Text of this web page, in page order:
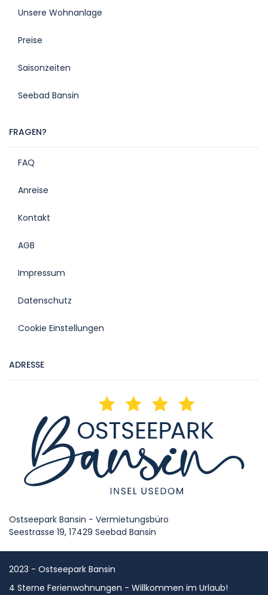
Unsere Wohnanlage
Preise
Saisonzeiten
Seebad Bansin
FRAGEN?
FAQ
Anreise
Kontakt
AGB
Impressum
Datenschutz
Cookie Einstellungen
ADRESSE
Ostseepark Bansin - Vermietungsbüro
Seestrasse 19, 17429 Seebad Bansin
2023 - Ostseepark Bansin
4 Sterne Ferienwohnungen - Willkommen im Urlaub!